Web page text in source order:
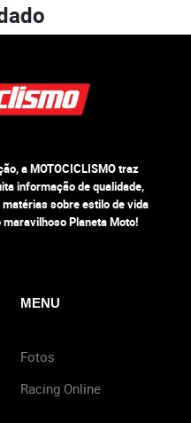
a MOTOCICLISMO traz
informação de qualidade,
sobre estilo de vida
Planeta Moto!
MENU
Fotos
Racing Online